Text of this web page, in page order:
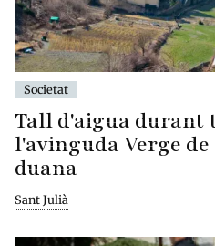
Societat
Tall d'aigua durant
l'avinguda Verge
duana
Sant Julià